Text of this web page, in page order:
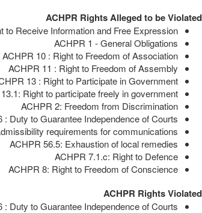
ACHPR Rights Alleged to be Violated
to Receive Information and Free Expression
ACHPR 1 - General Obligations
ACHPR 10 : Right to Freedom of Association
ACHPR 11 : Right to Freedom of Assembly
13 : Right to Participate in Government
Right to participate freely in government
ACHPR 2: Freedom from Discrimination
: Duty to Guarantee Independence of Courts
requirements for communications
ACHPR 56.5: Exhaustion of local remedies
ACHPR 7.1.c: Right to Defence
ACHPR 8: Right to Freedom of Conscience
ACHPR Rights Violated
: Duty to Guarantee Independence of Courts